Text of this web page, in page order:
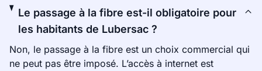
Le passage à la fibre est-il obligatoire pour
les habitants de Lubersac ?
Non, le passage à la fibre est un choix commercial qui
ne peut pas être imposé. L’accès à internet est